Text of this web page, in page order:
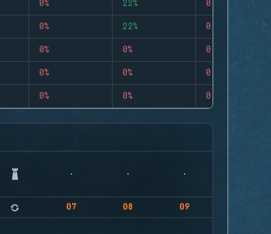
0% 22% 0
0% 22% 0
0% 0% 0
0% 0% 0
0% 0% 0
07 08 09